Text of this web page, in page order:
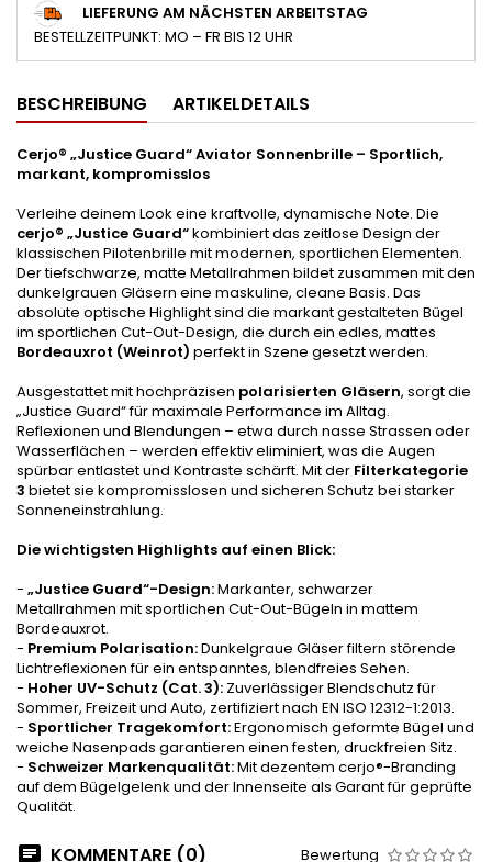
LIEFERUNG AM NÄCHSTEN ARBEITSTAG
BESTELLZEITPUNKT: MO – FR BIS 12 UHR
BESCHREIBUNG ARTIKELDETAILS
Cerjo® „Justice Guard“ Aviator Sonnenbrille – Sportlich,
markant, kompromisslos
Verleihe deinem Look eine kraftvolle, dynamische Note. Die
cerjo® „Justice Guard“kombiniert das zeitlose Design der
klassischen Pilotenbrille mit modernen, sportlichen Elementen.
Der tiefschwarze, matte Metallrahmen bildet zusammen mit den
dunkelgrauen Gläsern eine maskuline, cleane Basis. Das
absolute optische Highlight sind die markant gestalteten Bügel
im sportlichen Cut-Out-Design, die durch ein edles, mattes
Bordeauxrot (Weinrot) perfekt in Szene gesetzt werden.
Ausgestattet mit hochpräzisen polarisierten Gläsern, sorgt die
„Justice Guard“ für maximale Performance im Alltag.
Reflexionen und Blendungen – etwa durch nasse Strassen oder
Wasserflächen – werden effektiv eliminiert, was die Augen
spürbar entlastet und Kontraste schärft. Mit der Filterkategorie
3 bietet sie kompromisslosen und sicheren Schutz bei starker
Sonneneinstrahlung.
Die wichtigsten Highlights auf einen Blick:
- „Justice Guard“-Design:Markanter, schwarzer
Metallrahmen mit sportlichen Cut-Out-Bügeln in mattem
Bordeauxrot.
- Premium Polarisation:Dunkelgraue Gläser filtern störende
Lichtreflexionen für ein entspanntes, blendfreies Sehen.
- Hoher UV-Schutz (Cat. 3): Zuverlässiger Blendschutz für
Sommer, Freizeit und Auto, zertifiziert nach EN ISO 12312-1:2013.
- Sportlicher Tragekomfort:Ergonomisch geformte Bügel und
weiche Nasenpads garantieren einen festen, druckfreien Sitz.
- Schweizer Markenqualität:Mit dezentem cerjo®-Branding
auf dem Bügelgelenk und der Innenseite als Garant für geprüfte
Qualität.
KOMMENTARE (0) Bewertung